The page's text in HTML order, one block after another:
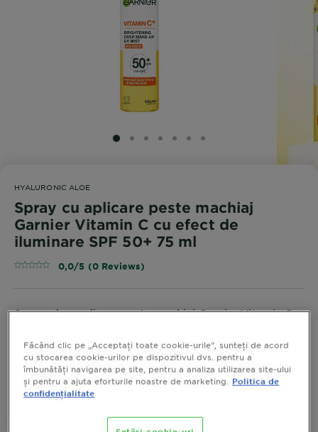
SLIDE 1
SLIDE 2
SLIDE 3
SLIDE 4
SLIDE 5
SLIDE 6
SLIDE 7
HYALURONIC ALOE
Spray cu aplicare peste machiaj
Garnier Vitamin C cu efect de
iluminare SPF 50+ 75 ml
0,0/5 (0 Reviews)
Spray-ul cu aplicare peste machiaj Garnier Vitamin C
ajuta la prevenirea efectelor nocive ale razelor UV.
MARIME 75 ML
Făcând clic pe „Acceptați toate cookie-urile”, sunteți de acord
cu stocarea cookie-urilor pe dispozitivul dvs. pentru a
îmbunătăți navigarea pe site, pentru a analiza utilizarea site-ului
și pentru a ajuta eforturile noastre de marketing. Politica de
confidențialitate